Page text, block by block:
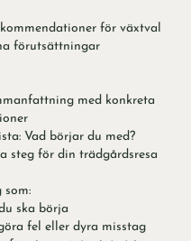
för växtval
förutsättningar
med konkreta
Vad börjar du med?
steg för din trädgårdsresa
som:
ska börja
fel eller dyra misstag